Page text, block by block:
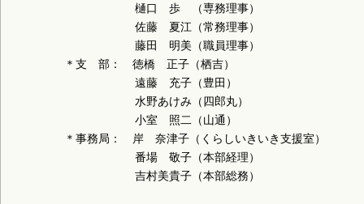
樋口 歩 （専務理事）
佐藤 夏江（常務理事）
藤田 明美（職員理事）
＊支 部： 徳橋 正子（栖吉）
遠藤 充子（豊田）
水野あけみ（四郎丸）
小室 照二（山通）
＊事務局： 岸 奈津子（くらしいきいき支援室）
番場 敬子（本部経理）
吉村美貴子（本部総務）